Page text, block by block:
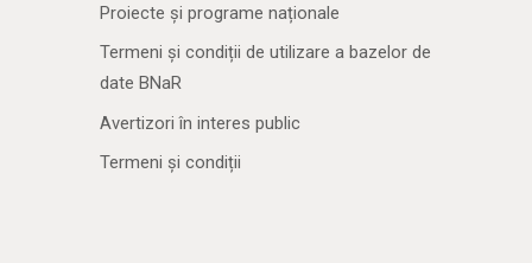
Proiecte și programe naționale
Termeni și condiții de utilizare a bazelor de
date BNaR
Avertizori în interes public
Termeni și condiții